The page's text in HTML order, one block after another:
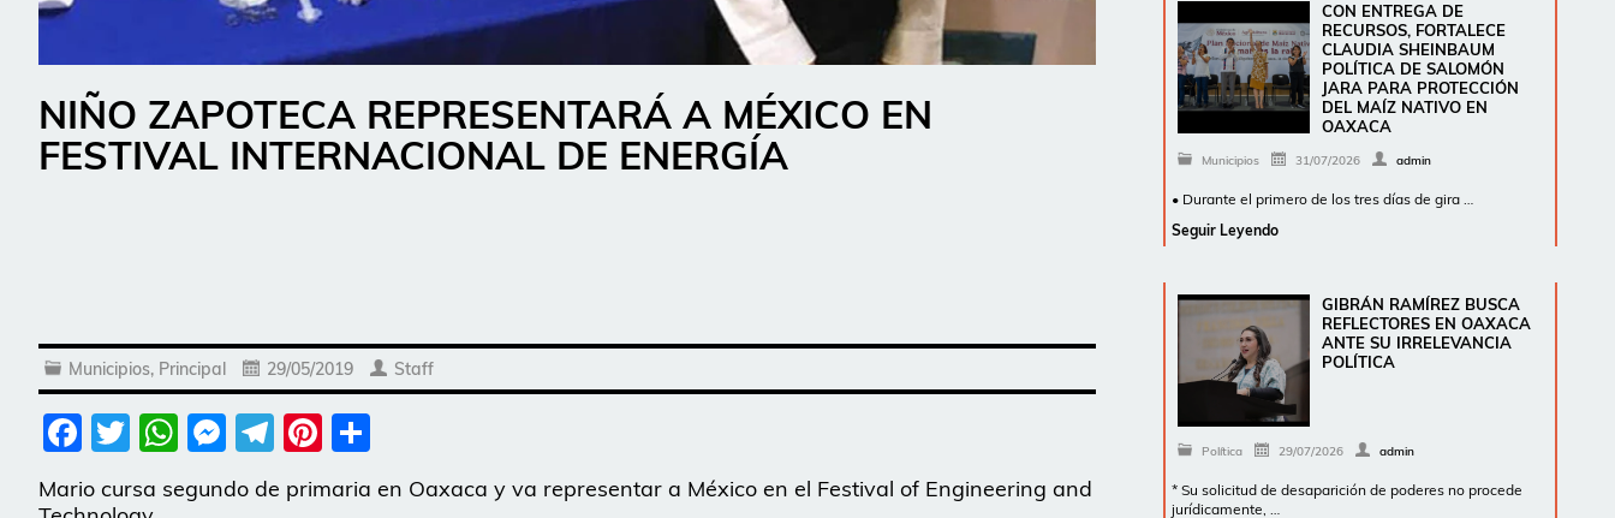
NIÑO ZAPOTECA REPRESENTARÁ A MÉXICO EN
FESTIVAL INTERNACIONAL DE ENERGÍA
Municipios, Principal 29/05/2019 Staff
Facebook
Twitter
WhatsApp
Messenger
Telegram
Pinterest
Mario cursa segundo de primaria en Oaxaca y va representar a México en el Festival of Engineering and
CON ENTREGA DE
RECURSOS, FORTALECE
CLAUDIA SHEINBAUM
POLÍTICA DE SALOMÓN
JARA PARA PROTECCIÓN
DEL MAÍZ NATIVO EN
OAXACA
Municipios 31/07/2026 admin
• Durante el primero de los tres días de gira …
Seguir Leyendo
GIBRÁN RAMÍREZ BUSCA
REFLECTORES EN OAXACA
ANTE SU IRRELEVANCIA
POLÍTICA
Política 29/07/2026 admin
* Su solicitud de desaparición de poderes no procede
jurídicamente, …